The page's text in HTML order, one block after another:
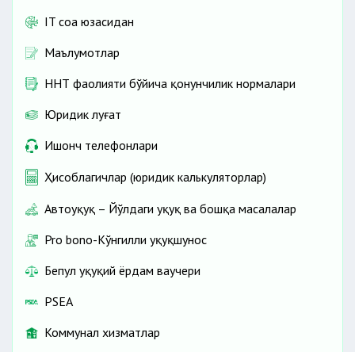
IT соҳа юзасидан
Маълумотлар
ННТ фаолияти бўйича қонунчилик нормалари
Юридик луғат
Ишонч телефонлари
Ҳисоблагичлар (юридик калькуляторлар)
Автоҳуқуқ – Йўлдаги ҳуқуқ ва бошқа масалалар
Pro bono-Кўнгилли ҳуқуқшунос
Бепул ҳуқуқий ёрдам ваучери
PSEA
Коммунал хизматлар